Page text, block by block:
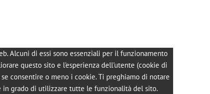
Alcuni di essi sono essenziali per il funzionamento
questo sito e l'esperienza dell'utente (cookie di
consentire o meno i cookie. Ti preghiamo di notare
in grado di utilizzare tutte le funzionalità del sito.